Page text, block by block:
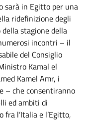
sarà in Egitto per una
ridefinizione degli
stagione della
incontri – il
del Consiglio
Kamal el
Kamel Amr, i
– che consentiranno
ed ambiti di
l’Italia e l’Egitto,